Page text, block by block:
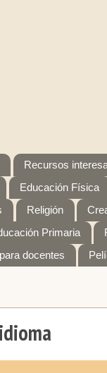
Recursos
Educación Física
Religión
Primaria
docentes